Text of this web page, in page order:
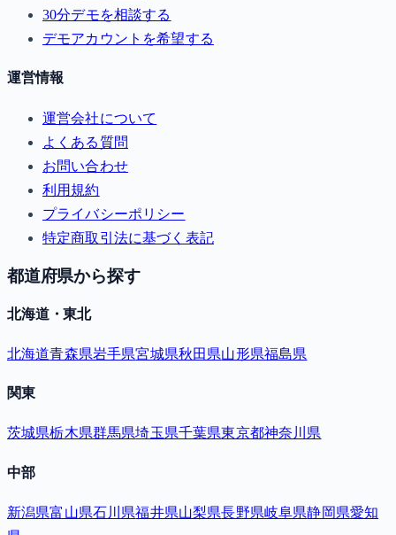
30分デモを相談する
デモアカウントを希望する
運営情報
運営会社について
よくある質問
お問い合わせ
利用規約
プライバシーポリシー
特定商取引法に基づく表記
都道府県から探す
北海道・東北
北海道青森県岩手県宮城県秋田県山形県福島県
関東
茨城県栃木県群馬県埼玉県千葉県東京都神奈川県
中部
新潟県富山県石川県福井県山梨県長野県岐阜県静岡県愛知